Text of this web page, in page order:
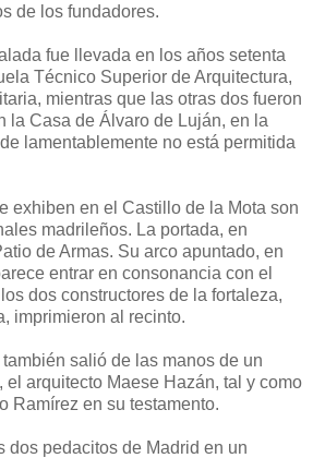
de los fundadores.
fue llevada en los años setenta
Técnico Superior de Arquitectura,
mientras que las otras dos fueron
la Casa de Álvaro de Luján, en la
lamentablemente no está permitida
exhiben en el Castillo de la Mota son
madrileños. La portada, en
de Armas. Su arco apuntado, en
entrar en consonancia con el
dos constructores de la fortaleza,
imprimieron al recinto.
salió de las manos de un
el arquitecto Maese Hazán, tal y como
Ramírez en su testamento.
dos pedacitos de Madrid en un